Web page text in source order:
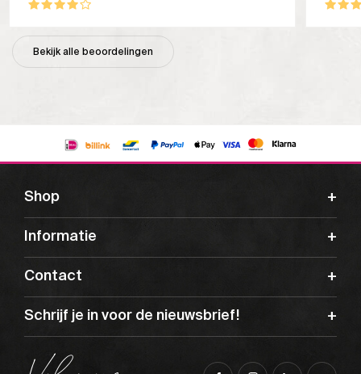
Bekijk alle beoordelingen
Shop
Informatie
Contact
Schrijf je in voor de nieuwsbrief!